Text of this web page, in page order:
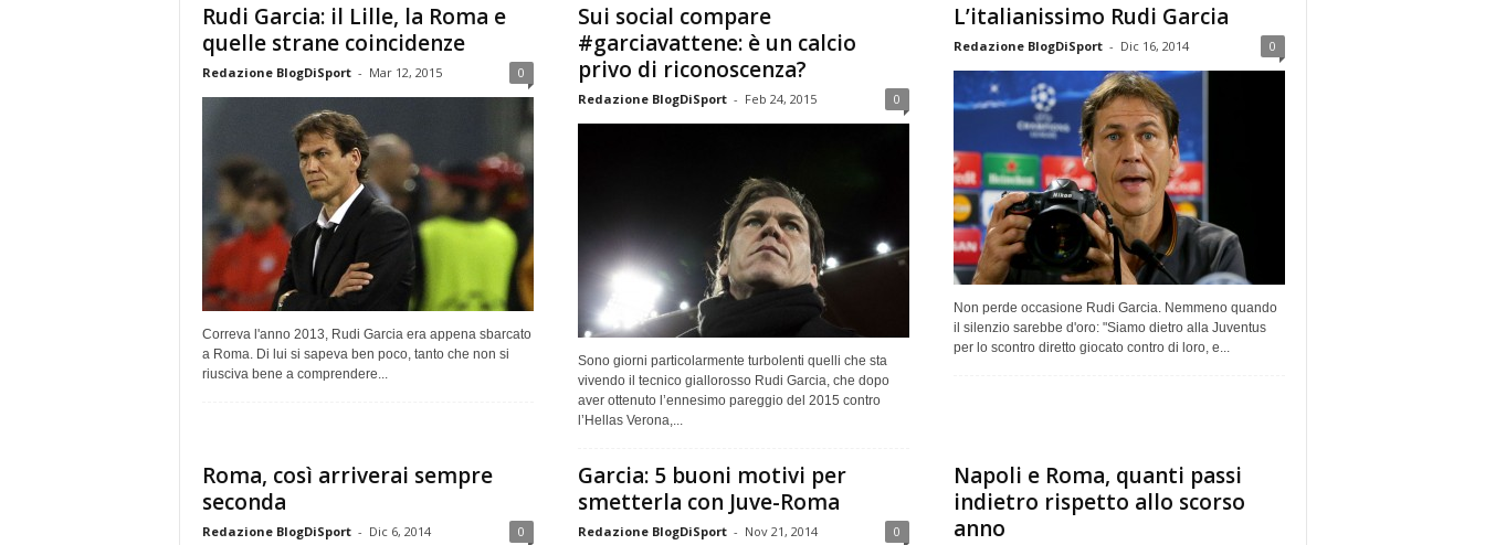
Rudi Garcia: il Lille, la Roma e
quelle strane coincidenze
Redazione BlogDiSport - Mar 12, 2015 0
Correva l'anno 2013, Rudi Garcia era appena sbarcato
a Roma. Di lui si sapeva ben poco, tanto che non si
riusciva bene a comprendere...
Sui social compare
#garciavattene: è un calcio
privo di riconoscenza?
Redazione BlogDiSport - Feb 24, 2015 0
Sono giorni particolarmente turbolenti quelli che sta
vivendo il tecnico giallorosso Rudi Garcia, che dopo
aver ottenuto l’ennesimo pareggio del 2015 contro
l’Hellas Verona,...
L’italianissimo Rudi Garcia
Redazione BlogDiSport - Dic 16, 2014 0
Non perde occasione Rudi Garcia. Nemmeno quando
il silenzio sarebbe d'oro: "Siamo dietro alla Juventus
per lo scontro diretto giocato contro di loro, e...
Roma, così arriverai sempre
seconda
Redazione BlogDiSport - Dic 6, 2014 0
Garcia: 5 buoni motivi per
smetterla con Juve-Roma
Redazione BlogDiSport - Nov 21, 2014 0
Napoli e Roma, quanti passi
indietro rispetto allo scorso
anno